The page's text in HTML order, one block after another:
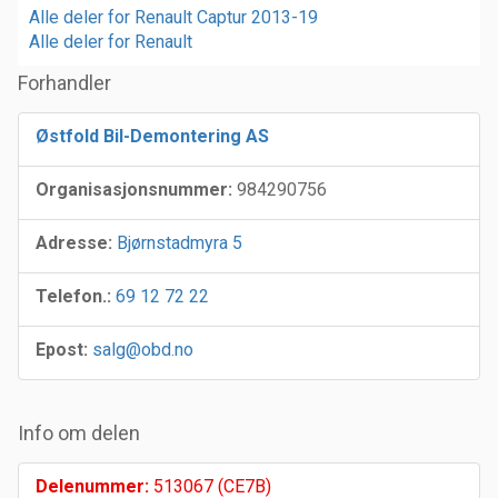
Alle deler for Renault Captur 2013-19
Alle deler for Renault
Forhandler
Østfold Bil-Demontering AS
Organisasjonsnummer: 984290756
Adresse: Bjørnstadmyra 5
Telefon.: 69 12 72 22
Epost: salg@obd.no
Info om delen
Delenummer: 513067 (CE7B)